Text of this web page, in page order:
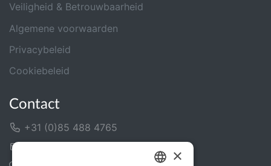
Veiligheid & Betrouwbaarheid
Algemene voorwaarden
Privacybeleid
Cookiebeleid
Contact
+31 (0)85 488 4765
×